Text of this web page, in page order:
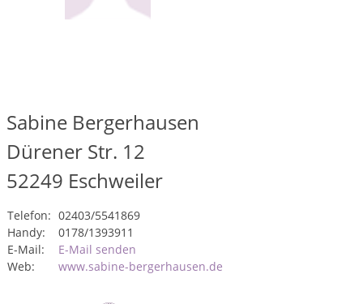
Sabine Bergerhausen
Dürener Str. 12
52249 Eschweiler
Telefon: 02403/5541869
Handy:
0178/1393911
E-Mail:
E-Mail senden
Web:
www.sabine-bergerhausen.de